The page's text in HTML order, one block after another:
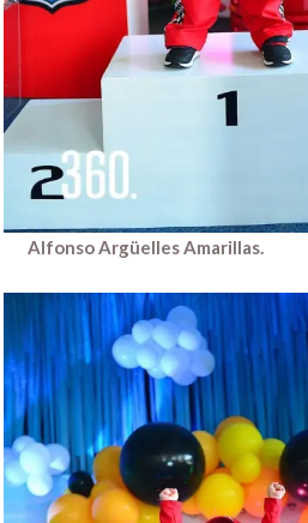
Alfonso Argüelles Amarillas.